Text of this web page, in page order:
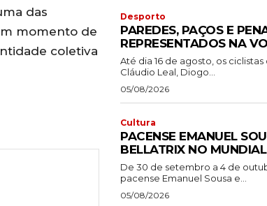
das
momento de
coletiva
Desporto
PAREDES, PAÇOS E
REPRESENTADOS NA
Até dia 16 de agosto, os
Cláudio Leal, Diogo...
05/08/2026
Cultura
PACENSE EMANUEL
BELLATRIX NO
De 30 de setembro a 4 de
pacense Emanuel Sousa e...
05/08/2026